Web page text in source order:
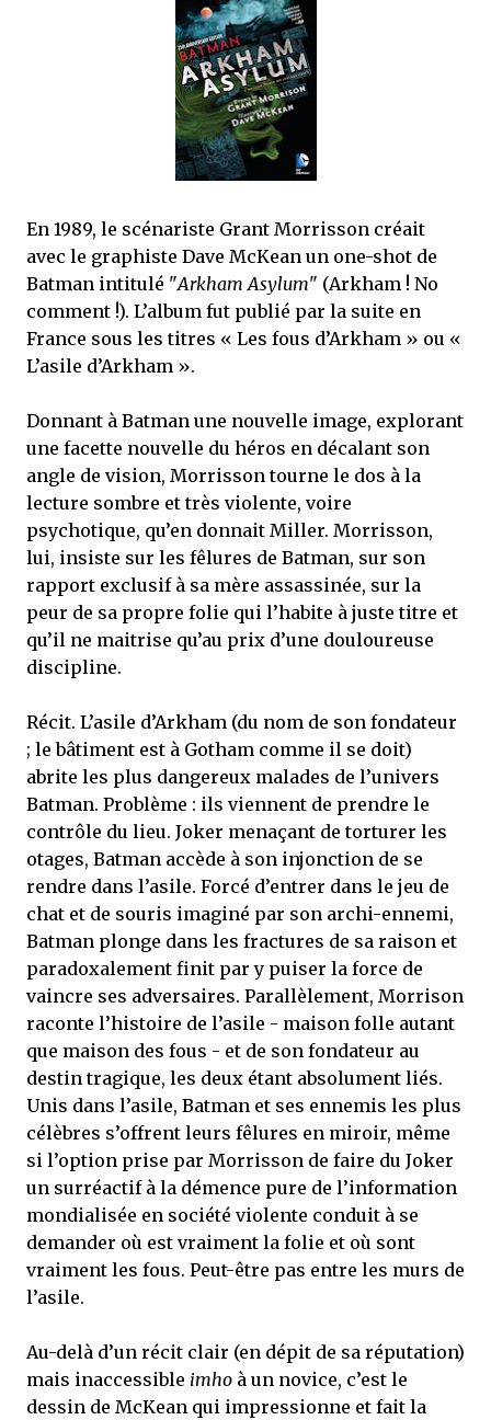
que Thomas connaissait et appréciait Olivier. Marlowe découvre une ville qu’il
ne connaissait pas, habitée par la méfiance, la peur et le rigorisme de la Ligue,
une ville pleine de mystères et de vieilles rancœurs. La Dame d...
En 1989, le scénariste Grant Morrisson créait
avec le graphiste Dave McKean un one-shot de
Batman intitulé "Arkham Asylum" (Arkham ! No
comment !). L’album fut publié par la suite en
France sous les titres « Les fous d’Arkham » ou «
L’asile d’Arkham ».
Donnant à Batman une nouvelle image, explorant
une facette nouvelle du héros en décalant son
angle de vision, Morrisson tourne le dos à la
lecture sombre et très violente, voire
psychotique, qu’en donnait Miller. Morrisson,
lui, insiste sur les fêlures de Batman, sur son
rapport exclusif à sa mère assassinée, sur la
peur de sa propre folie qui l’habite à juste titre et
qu’il ne maitrise qu’au prix d’une douloureuse
discipline.
Récit. L’asile d’Arkham (du nom de son fondateur
; le bâtiment est à Gotham comme il se doit)
abrite les plus dangereux malades de l’univers
Batman. Problème : ils viennent de prendre le
contrôle du lieu. Joker menaçant de torturer les
otages, Batman accède à son injonction de se
rendre dans l’asile. Forcé d’entrer dans le jeu de
chat et de souris imaginé par son archi-ennemi,
Batman plonge dans les fractures de sa raison et
paradoxalement finit par y puiser la force de
vaincre ses adversaires. Parallèlement, Morrison
raconte l’histoire de l’asile - maison folle autant
que maison des fous - et de son fondateur au
destin tragique, les deux étant absolument liés.
Unis dans l’asile, Batman et ses ennemis les plus
célèbres s’offrent leurs fêlures en miroir, même
si l’option prise par Morrisson de faire du Joker
un surréactif à la démence pure de l’information
mondialisée en société violente conduit à se
demander où est vraiment la folie et où sont
vraiment les fous. Peut-être pas entre les murs de
l’asile.
Au-delà d’un récit clair (en dépit de sa réputation)
mais inaccessible imho à un novice, c’est le
dessin de McKean qui impressionne et fait la